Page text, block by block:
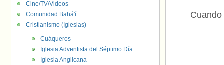
Cine/TV/Videos
Comunidad Bahá'í
Cristianismo (Iglesias)
Cuáqueros
Iglesia Adventista del Séptimo Día
Iglesia Anglicana